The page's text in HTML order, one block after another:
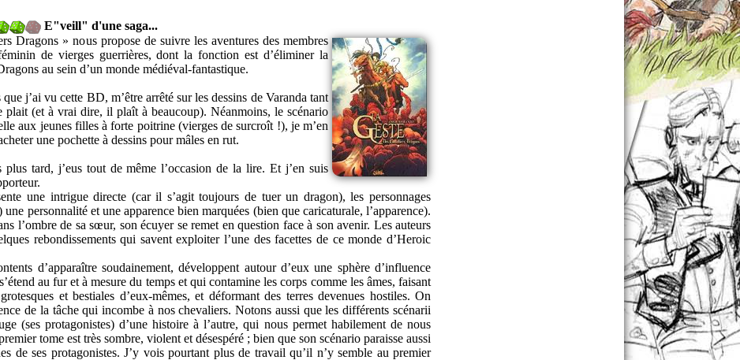
E"veill" d'une saga...
Dragons » nous propose de suivre les aventures des membres
de vierges guerrières, dont la fonction est d’éliminer la
au sein d’un monde médiéval-fantastique.
j’ai vu cette BD, m’être arrêté sur les dessins de Varanda tant
plait (et à vrai dire, il plaît à beaucoup). Néanmoins, le scénario
aux jeunes filles à forte poitrine (vierges de surcroît !), je m’en
une pochette à dessins pour mâles en rut.
plus tard, j’eus tout de même l’occasion de la lire. Et j’en suis
une intrigue directe (car il s’agit toujours de tuer un dragon), les personnages
personnalité et une apparence bien marquées (bien que caricaturale, l’apparence).
l’ombre de sa sœur, son écuyer se remet en question face à son avenir. Les auteurs
rebondissements qui savent exploiter l’une des facettes de ce monde d’Heroic
d’apparaître soudainement, développent autour d’eux une sphère d’influence
au fur et à mesure du temps et qui contamine les corps comme les âmes, faisant
et bestiales d’eux-mêmes, et déformant des terres devenues hostiles. On
de la tâche qui incombe à nos chevaliers. Notons aussi que les différents scénarii
(ses protagonistes) d’une histoire à l’autre, qui nous permet habilement de nous
tome est très sombre, violent et désespéré ; bien que son scénario paraisse aussi
de ses protagonistes. J’y vois pourtant plus de travail qu’il n’y semble au premier